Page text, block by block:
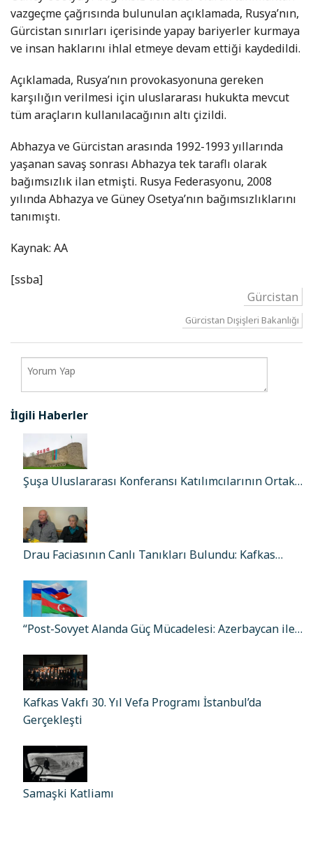
vazgeçme çağrısında bulunulan açıklamada, Rusya’nın,
Gürcistan sınırları içerisinde yapay bariyerler kurmaya
ve insan haklarını ihlal etmeye devam ettiği kaydedildi.
Açıklamada, Rusya’nın provokasyonuna gereken
karşılığın verilmesi için uluslararası hukukta mevcut
tüm araçların kullanılacağının altı çizildi.
Abhazya ve Gürcistan arasında 1992-1993 yıllarında
yaşanan savaş sonrası Abhazya tek taraflı olarak
bağımsızlık ilan etmişti. Rusya Federasyonu, 2008
yılında Abhazya ve Güney Osetya’nın bağımsızlıklarını
tanımıştı.
Kaynak: AA
[ssba]
Gürcistan
Gürcistan Dışişleri Bakanlığı
İlgili Haberler
Şuşa Uluslararası Konferansı Katılımcılarının Ortak…
Drau Faciasının Canlı Tanıkları Bulundu: Kafkas…
“Post-Sovyet Alanda Güç Mücadelesi: Azerbaycan ile…
Kafkas Vakfı 30. Yıl Vefa Programı İstanbul’da
Gerçekleşti
Samaşki Katliamı